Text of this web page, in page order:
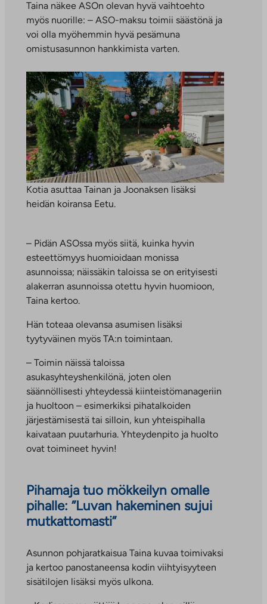
Taina näkee ASOn olevan hyvä vaihtoehto
myös nuorille: – ASO-maksu toimii säästönä ja
voi olla myöhemmin hyvä pesämuna
omistusasunnon hankkimista varten.
Kotia asuttaa Tainan ja Joonaksen lisäksi
heidän koiransa Eetu.
– Pidän ASOssa myös siitä, kuinka hyvin
esteettömyys huomioidaan monissa
asunnoissa; näissäkin taloissa se on erityisesti
alakerran asunnoissa otettu hyvin huomioon,
Taina kertoo.
Hän toteaa olevansa asumisen lisäksi
tyytyväinen myös TA:n toimintaan.
– Toimin näissä taloissa
asukasyhteyshenkilönä, joten olen
säännöllisesti yhteydessä kiinteistömanageriin
ja huoltoon – esimerkiksi pihatalkoiden
järjestämisestä tai silloin, kun yhteispihalla
kaivataan puutarhuria. Yhteydenpito ja huolto
ovat toimineet hyvin!
Pihamaja tuo mökkeilyn omalle
pihalle: ”Luvan hakeminen sujui
mutkattomasti”
Asunnon pohjaratkaisua Taina kuvaa toimivaksi
ja kertoo panostaneensa kodin viihtyisyyteen
sisätilojen lisäksi myös ulkona.